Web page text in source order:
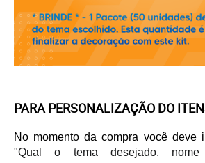
PARA PERSONALIZAÇÃO DO
No momento da compra você deve
"Qual o tema desejado,